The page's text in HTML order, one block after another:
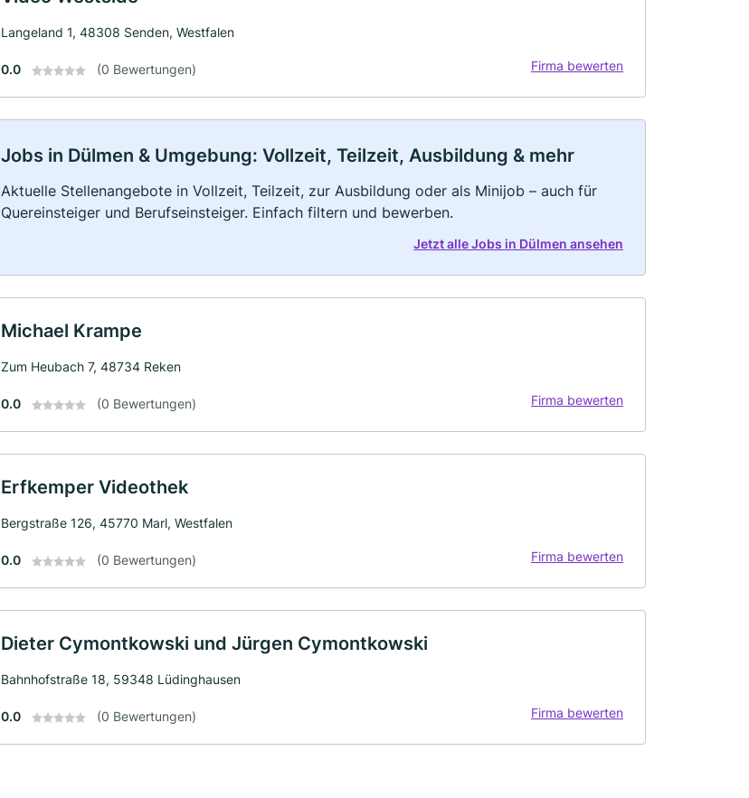
Langeland 1, 48308 Senden, Westfalen
0.0 (0 Bewertungen) Firma bewerten
Jobs in Dülmen & Umgebung: Vollzeit, Teilzeit, Ausbildung & mehr
Aktuelle Stellenangebote in Vollzeit, Teilzeit, zur Ausbildung oder als Minijob – auch für
Quereinsteiger und Berufseinsteiger. Einfach filtern und bewerben.
Jetzt alle Jobs in Dülmen ansehen
Michael Krampe
Zum Heubach 7, 48734 Reken
0.0 (0 Bewertungen) Firma bewerten
Erfkemper Videothek
Bergstraße 126, 45770 Marl, Westfalen
0.0 (0 Bewertungen) Firma bewerten
Dieter Cymontkowski und Jürgen Cymontkowski
Bahnhofstraße 18, 59348 Lüdinghausen
0.0 (0 Bewertungen) Firma bewerten